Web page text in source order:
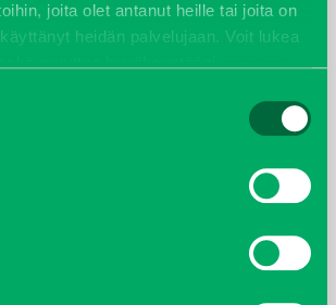
joita olet antanut heille tai joita on
heidän palvelujaan. Voit lukea